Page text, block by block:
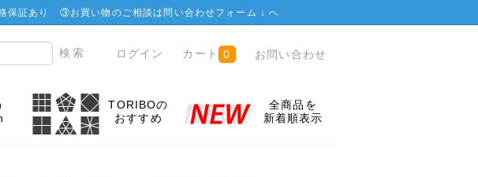
保証あり ③お買い物のご相談は問い合わせフォーム ↓へ
ログイン カート 0 お問い合わせ
TORIBOの
おすすめ
全商品を
新着順表示